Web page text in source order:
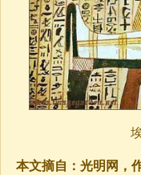
本文摘自：光明网，